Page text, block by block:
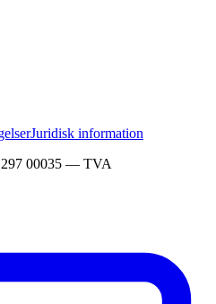
Juridisk information
00035 — TVA